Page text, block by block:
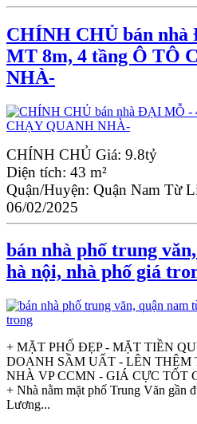
CHÍNH CHỦ bán nhà
MT 8m, 4 tầng Ô TÔ
NHÀ-
CHÍNH CHỦ Giá: 9.8tỷ
Diện tích: 43 m²
Quận/Huyện: Quận Nam Từ
06/02/2025
bán nhà phố trung
hà nội, nhà phố giá
+ MẶT PHỐ ĐẸP - MẶT TIỀN
DOANH SẦM UẤT - LÊN THÊM
NHÀ VP CCMN - GIÁ CỰC TỐT
+ Nhà nằm mặt phố Trung Văn gần
Lương...